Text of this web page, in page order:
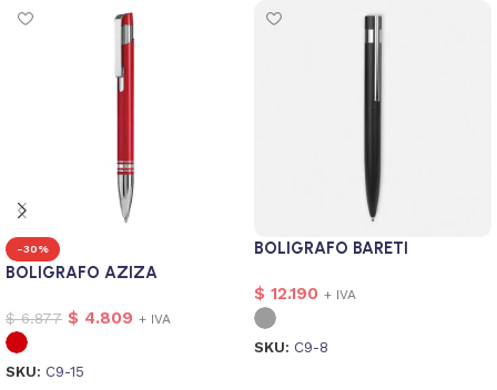
-30%
BOLIGRAFO AZIZA
$6.877 $ 4.809 + IVA
SKU: C9-15
BOLIGRAFO BARETI
$ 12.190 + IVA
SKU: C9-8